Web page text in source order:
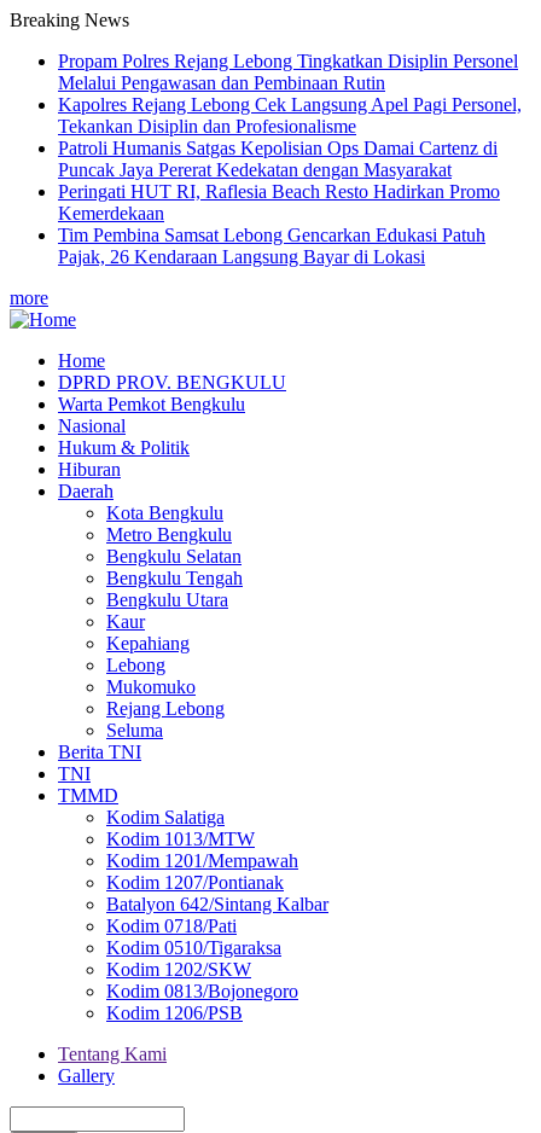
Breaking News
Propam Polres Rejang Lebong Tingkatkan Disiplin Personel
Melalui Pengawasan dan Pembinaan Rutin
Kapolres Rejang Lebong Cek Langsung Apel Pagi Personel,
Tekankan Disiplin dan Profesionalisme
Patroli Humanis Satgas Kepolisian Ops Damai Cartenz di
Puncak Jaya Pererat Kedekatan dengan Masyarakat
Peringati HUT RI, ‎Raflesia Beach Resto Hadirkan Promo
Kemerdekaan
Tim Pembina Samsat Lebong Gencarkan Edukasi Patuh
Pajak, 26 Kendaraan Langsung Bayar di Lokasi
more
Main
navigation
Home
DPRD PROV. BENGKULU
Warta Pemkot Bengkulu
Nasional
Hukum & Politik
Hiburan
Daerah
Kota Bengkulu
Metro Bengkulu
Bengkulu Selatan
Bengkulu Tengah
Bengkulu Utara
Kaur
Kepahiang
Lebong
Mukomuko
Rejang Lebong
Seluma
Berita TNI
TNI
TMMD
Kodim Salatiga
Kodim 1013/MTW
Kodim 1201/Mempawah
Kodim 1207/Pontianak
Batalyon 642/Sintang Kalbar
Kodim 0718/Pati
Kodim 0510/Tigaraksa
Kodim 1202/SKW
Kodim 0813/Bojonegoro
Kodim 1206/PSB
Menu
second
Tentang Kami
Gallery